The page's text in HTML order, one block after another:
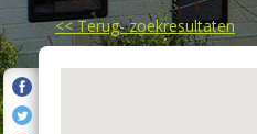
<<Terug- zoekresultaten